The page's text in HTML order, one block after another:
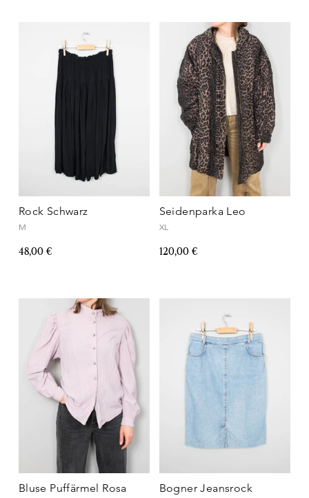
Rock Schwarz
M
48,00 €
Seidenparka Leo
XL
120,00 €
Bluse Puffärmel Rosa Bogner Jeansrock